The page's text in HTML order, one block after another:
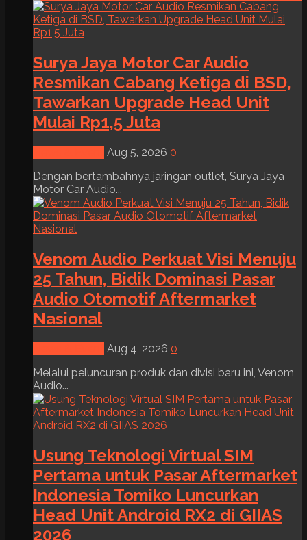
Surya Jaya Motor Car Audio
Resmikan Cabang Ketiga di BSD,
Tawarkan Upgrade Head Unit
Mulai Rp1,5 Juta
Aug 5, 2026 0
Dengan bertambahnya jaringan outlet, Surya Jaya
Motor Car Audio...
Venom Audio Perkuat Visi Menuju
25 Tahun, Bidik Dominasi Pasar
Audio Otomotif Aftermarket
Nasional
Aug 4, 2026 0
Melalui peluncuran produk dan divisi baru ini, Venom
Audio...
Usung Teknologi Virtual SIM
Pertama untuk Pasar Aftermarket
Indonesia Tomiko Luncurkan
Head Unit Android RX2 di GIIAS
2026